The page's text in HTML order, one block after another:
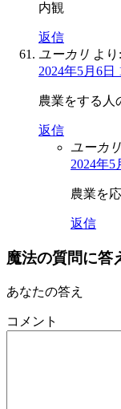
内観
返信
ユーカリ より:
2024年5月6日
農業をする人
返信
ユーカリ
2024年5
農業を
返信
魔法の質問に答
あなたの答え
コメント